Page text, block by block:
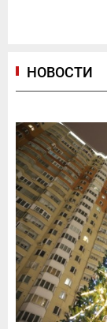
НОВОСТИ